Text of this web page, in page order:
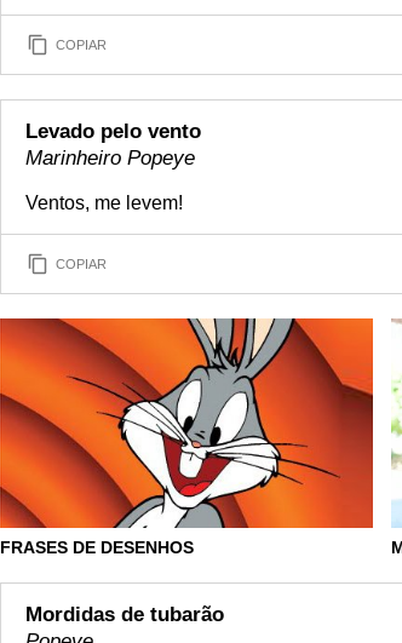
COPIAR
Levado pelo vento
Marinheiro Popeye
Ventos, me levem!
COPIAR
FRASES DE DESENHOS
Mordidas de tubarão